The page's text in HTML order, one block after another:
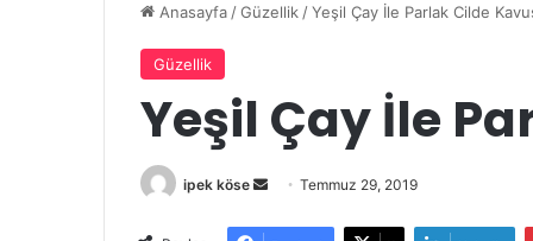
Anasayfa /Güzellik /Yeşil Çay İle Parlak Cilde
Güzellik
Yeşil Çay İle
ipek köse
Bir
Temmuz 29, 2019